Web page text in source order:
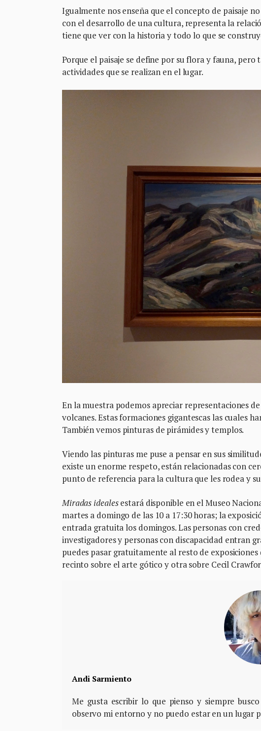
Igualmente nos enseña que el concepto de paisaje
con el desarrollo de una cultura, representa la
tiene que ver con la historia y todo lo que se
Porque el paisaje se define por su flora y fauna,
actividades que se realizan en el lugar.
En la muestra podemos apreciar representaciones
volcanes. Estas formaciones gigantescas las cuales
También vemos pinturas de pirámides y templos.
Viendo las pinturas me puse a pensar en sus
existe un enorme respeto, están relacionadas con
punto de referencia para la cultura que les rodea y
Miradas idealesestará disponible en el Museo
martes a domingo de las 10 a 17:30 horas; la
entrada gratuita los domingos. Las personas con
investigadores y personas con discapacidad entran
puedes pasar gratuitamente al resto de
recinto sobre el arte gótico y otra sobre Cecil
Andi Sarmiento
Me gusta escribir lo que pienso y siempre
observo mi entorno y no puedo estar en un lugar